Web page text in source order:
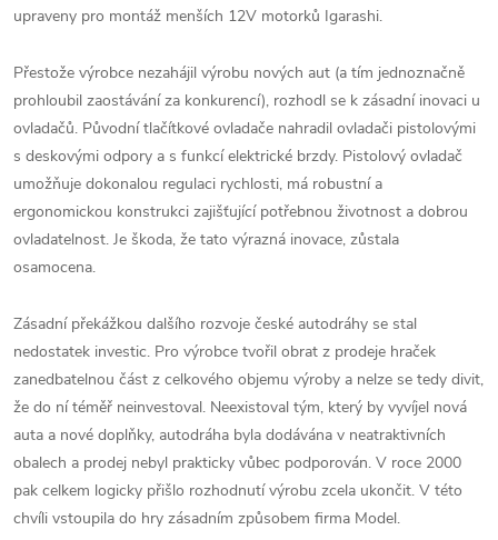
upraveny pro montáž menších 12V motorků Igarashi.
Přestože výrobce nezahájil výrobu nových aut (a tím jednoznačně
prohloubil zaostávání za konkurencí), rozhodl se k zásadní inovaci u
ovladačů. Původní tlačítkové ovladače nahradil ovladači pistolovými
s deskovými odpory a s funkcí elektrické brzdy. Pistolový ovladač
umožňuje dokonalou regulaci rychlosti, má robustní a
ergonomickou konstrukci zajišťující potřebnou životnost a dobrou
ovladatelnost. Je škoda, že tato výrazná inovace, zůstala
osamocena.
Zásadní překážkou dalšího rozvoje české autodráhy se stal
nedostatek investic. Pro výrobce tvořil obrat z prodeje hraček
zanedbatelnou část z celkového objemu výroby a nelze se tedy divit,
že do ní téměř neinvestoval. Neexistoval tým, který by vyvíjel nová
auta a nové doplňky, autodráha byla dodávána v neatraktivních
obalech a prodej nebyl prakticky vůbec podporován. V roce 2000
pak celkem logicky přišlo rozhodnutí výrobu zcela ukončit. V této
chvíli vstoupila do hry zásadním způsobem firma Model.